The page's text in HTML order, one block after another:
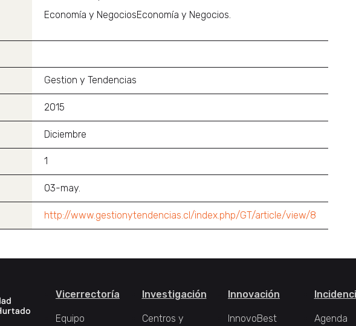
Economía y NegociosEconomía y Negocios.
Gestion y Tendencias
2015
Diciembre
1
03-may.
http://www.gestionytendencias.cl/index.php/GT/article/view/8
Vicerrectoría
Equipo
Investigación
Centros y
Innovación
InnovoBest Agenda